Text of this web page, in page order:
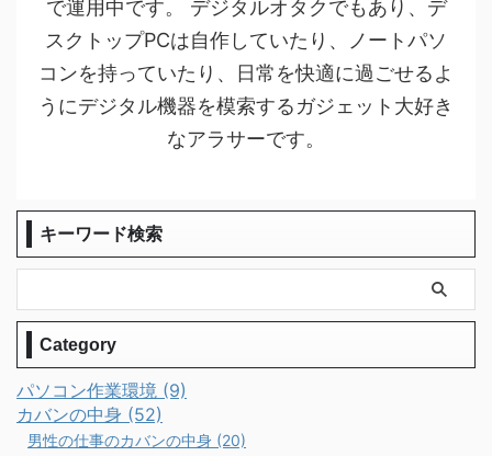
で運用中です。 デジタルオタクでもあり、デ
スクトップPCは自作していたり、ノートパソ
コンを持っていたり、日常を快適に過ごせるよ
うにデジタル機器を模索するガジェット大好き
なアラサーです。
キーワード検索
Category
パソコン作業環境 (9)
カバンの中身 (52)
男性の仕事のカバンの中身 (20)